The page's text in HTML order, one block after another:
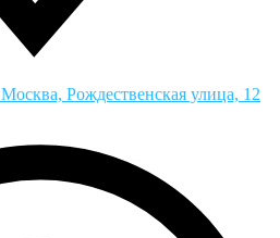
Москва, Рождественская улица, 12